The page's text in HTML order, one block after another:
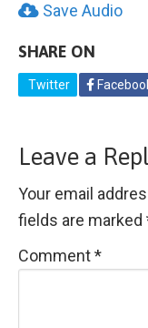
Save Audio
SHARE ON
Twitter
Leave a
Your email
fields are marked
Comment*